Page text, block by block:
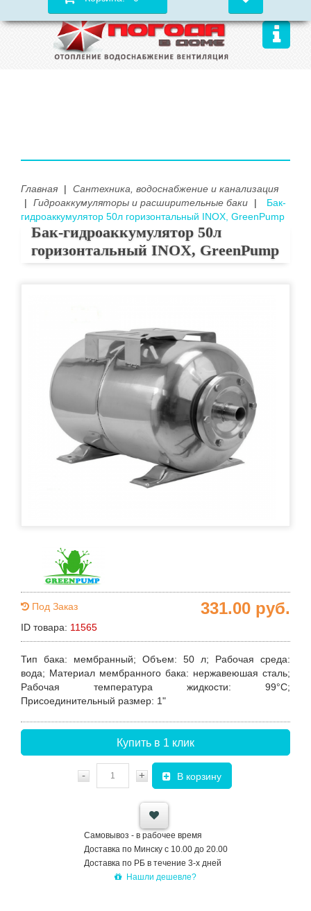
Главная |
Сантехника, водоснабжение и канализация
|
Гидроаккумуляторы и расширительные баки |
Бак-
гидроаккумулятор 50л горизонтальный INOX, GreenPump
Бак-гидроаккумулятор 50л
горизонтальный INOX, GreenPump
Под Заказ
ID товара: 11565
331.00 руб.
Тип бака: мембранный; Объем: 50 л; Рабочая среда:
вода; Материал мембранного бака: нержавеюшая сталь;
Рабочая температура жидкости: 99°C;
Присоединительный размер: 1"
Купить в 1 клик
- + В корзину
Самовывоз - в рабочее время
Доставка по Минску с 10.00 до 20.00
Доставка по РБ в течение 3-х дней
Нашли дешевле?